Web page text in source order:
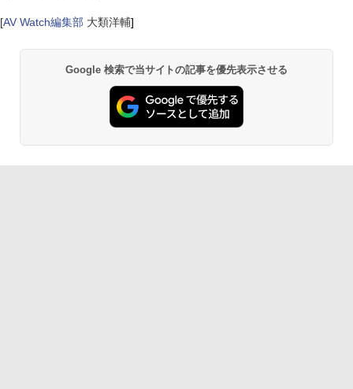
[AV Watch編集部 大類洋輔]
Google 検索で当サイトの記事を優先表示させる